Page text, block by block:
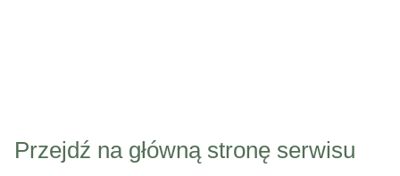
Przejdź na główną stronę serwisu